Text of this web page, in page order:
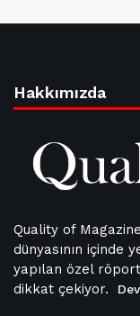
Hakkımızda
Quality of
dünyasının içinde
yapılan özel
dikkat çekiyor.